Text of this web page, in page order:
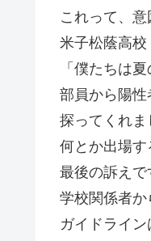
これって、
米子松蔭高校
「僕たちは
部員から陽
探ってくれま
何とか出場す
最後の訴えで
学校関係者か
ガイドライン